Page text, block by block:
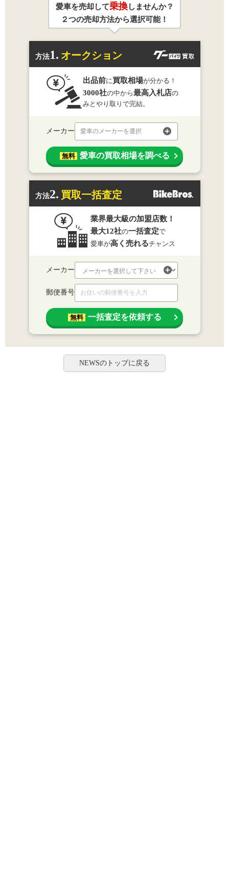
愛車を売却して乗換しませんか？
２つの売却方法から選択可能！
方法1. オークション
出品前に 買取相場が分かる！
3000社の中から最高入札店の
みとやり取りで完結。
メーカー 愛車のメーカーを選択
無料 愛車の買取相場を調べる
方法2. 買取一括査定
業界最大級の加盟店数！
最大12社の一括査定で
愛車が高く売れるチャンス
メーカー
郵便番号
無料 一括査定を依頼する
NEWSのトップに戻る